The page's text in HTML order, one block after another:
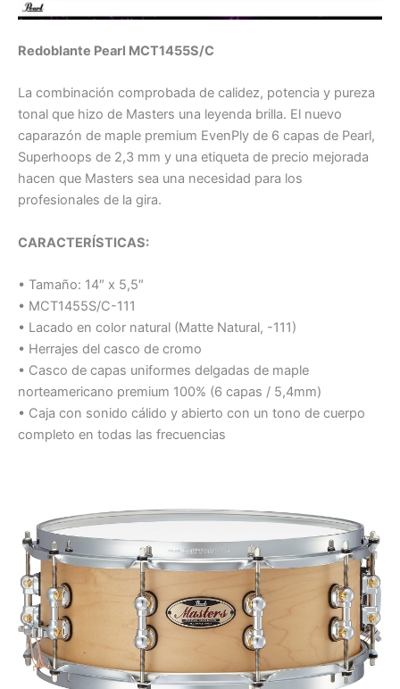
Redoblante Pearl MCT1455S/C
La combinación comprobada de calidez, potencia y pureza
tonal que hizo de Masters una leyenda brilla. El nuevo
caparazón de maple premium EvenPly de 6 capas de Pearl,
Superhoops de 2,3 mm y una etiqueta de precio mejorada
hacen que Masters sea una necesidad para los
profesionales de la gira.
CARACTERÍSTICAS:
• Tamaño: 14″ x 5,5″
• MCT1455S/C-111
• Lacado en color natural (Matte Natural, -111)
• Herrajes del casco de cromo
• Casco de capas uniformes delgadas de maple
norteamericano premium 100% (6 capas / 5,4mm)
• Caja con sonido cálido y abierto con un tono de cuerpo
completo en todas las frecuencias